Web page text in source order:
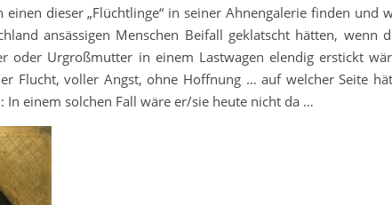
dieser „Flüchtlinge“ in seiner Ahnengalerie finden und
ansässigen Menschen Beifall geklatscht hätten, wenn
oder Urgroßmutter in einem Lastwagen elendig erstickt
Flucht, voller Angst, ohne Hoffnung … auf welcher Seite
In einem solchen Fall wäre er/sie heute nicht da …